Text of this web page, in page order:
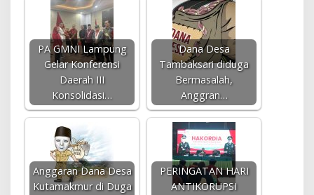
PA GMNI Lampung
Gelar Konferensi
Daerah III
Konsolidasi…
Dana Desa
Tambaksari diduga
Bermasalah,
Anggran…
Anggaran Dana Desa
Kutamakmur di Duga
PERINGATAN HARI
ANTIKORUPSI